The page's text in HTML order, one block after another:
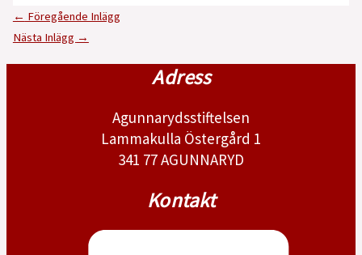
← Föregående Inlägg
Nästa Inlägg →
Adress
Agunnarydsstiftelsen
Lammakulla Östergård 1
341 77 AGUNNARYD
Kontakt